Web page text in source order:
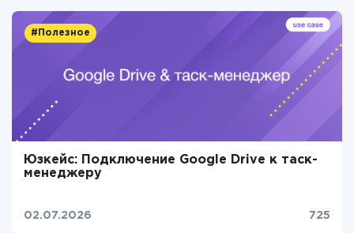
#Полезное
Юзкейс: Подключение Google Drive к таск-
менеджеру
02.07.2026 725